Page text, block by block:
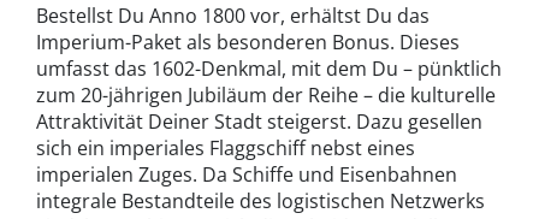
Bestellst Du Anno 1800 vor, erhältst Du das
Imperium-Paket als besonderen Bonus. Dieses
umfasst das 1602-Denkmal, mit dem Du – pünktlich
zum 20-jährigen Jubiläum der Reihe – die kulturelle
Attraktivität Deiner Stadt steigerst. Dazu gesellen
sich ein imperiales Flaggschiff nebst eines
imperialen Zuges. Da Schiffe und Eisenbahnen
integrale Bestandteile des logistischen Netzwerks